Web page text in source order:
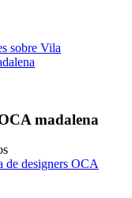
sobre Vila
madalena
de designers OCA